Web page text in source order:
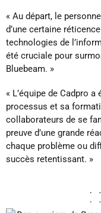
« Au départ, le
d’une certaine
technologies de
été cruciale pour
Bluebeam. »
« L’équipe de Cadpro
processus et sa
collaborateurs de se
preuve d’une grande
chaque problème ou
succès retentissant. »